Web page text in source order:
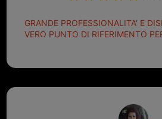
GRANDE PROFESSIONALITA' E
VERO PUNTO DI RIFERIMENTO